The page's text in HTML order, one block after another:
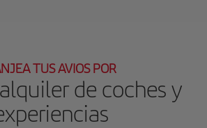
TUS AVIOS POR
de coches y